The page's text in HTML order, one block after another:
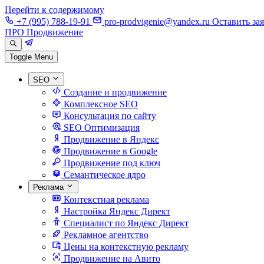
Перейти к содержимому
+7 (995) 788-19-91
pro-prodvigenie@yandex.ru Оставить
ПРО Продвижение
Toggle Menu
SEO
Создание и продвижение
Комплексное SEO
Консультация по сайту
SEO Оптимизация
Продвижение в Яндекс
Продвижение в Google
Продвижение под ключ
Семантическое ядро
Реклама
Контекстная реклама
Настройка Яндекс Директ
Специалист по Яндекс Директ
Рекламное агентство
Цены на контекстную рекламу
Продвижение на Авито